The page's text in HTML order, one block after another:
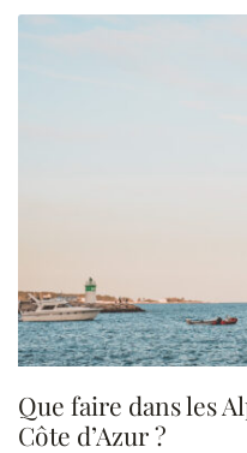
Que faire dans les
Côte d’Azur ?